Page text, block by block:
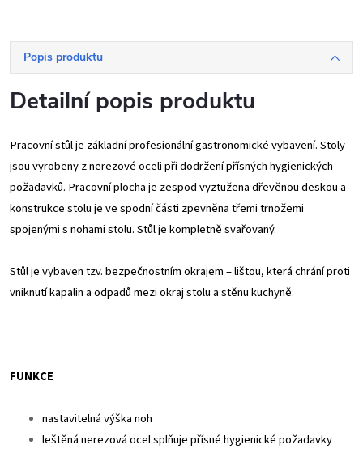
Popis produktu
Detailní popis produktu
Pracovní stůl je základní profesionální gastronomické vybavení. Stoly
jsou vyrobeny z nerezové oceli při dodržení přísných hygienických
požadavků. Pracovní plocha je zespod vyztužena dřevěnou deskou a
konstrukce stolu je ve spodní části zpevněna třemi trnožemi
spojenými s nohami stolu. Stůl je kompletně svařovaný.
Stůl je vybaven tzv. bezpečnostním okrajem – lištou, která chrání proti
vniknutí kapalin a odpadů mezi okraj stolu a stěnu kuchyně.
FUNKCE
nastavitelná výška noh
leštěná nerezová ocel splňuje přísné hygienické požadavky